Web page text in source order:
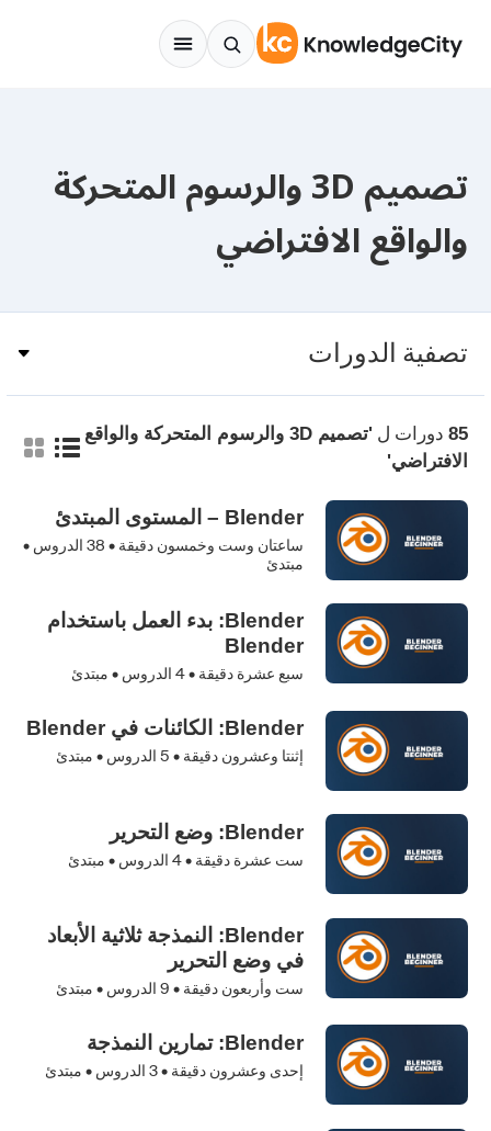
تصميم 3D والرسوم المتحركة
والواقع الافتراضي
تصفية الدورات
85 دورات ل
'تصميم 3D والرسوم المتحركة والواقع
الافتراضي'
Blender – المستوى المبتدئ
ساعتان وست وخمسون دقيقة • 38 الدروس •
مبتدئ
Blender: بدء العمل باستخدام
Blender
سبع عشرة دقيقة •4 الدروس • مبتدئ
Blender: الكائنات في Blender
إثنتا وعشرون دقيقة • 5 الدروس • مبتدئ
Blender: وضع التحرير
ست عشرة دقيقة •4 الدروس • مبتدئ
Blender: النمذجة ثلاثية الأبعاد
في وضع التحرير
ست وأربعون دقيقة • 9 الدروس • مبتدئ
Blender: تمارين النمذجة
إحدى وعشرون دقيقة •3 الدروس • مبتدئ